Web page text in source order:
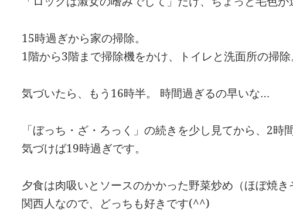
15時過ぎから家の掃除。
1階から3階まで掃除機をかけ、トイレと洗面所の掃除
気づいたら、もう16時半。 時間過ぎるの早いな…
「ぼっち・ざ・ろっく」の続きを少し見てから、2時
気づけば19時過ぎです。
夕食は肉吸いとソースのかかった野菜炒め（ほぼ焼き
関西人なので、どっちも好きです(^^)